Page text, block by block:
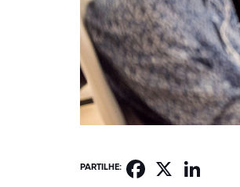
PARTILHE: Facebook